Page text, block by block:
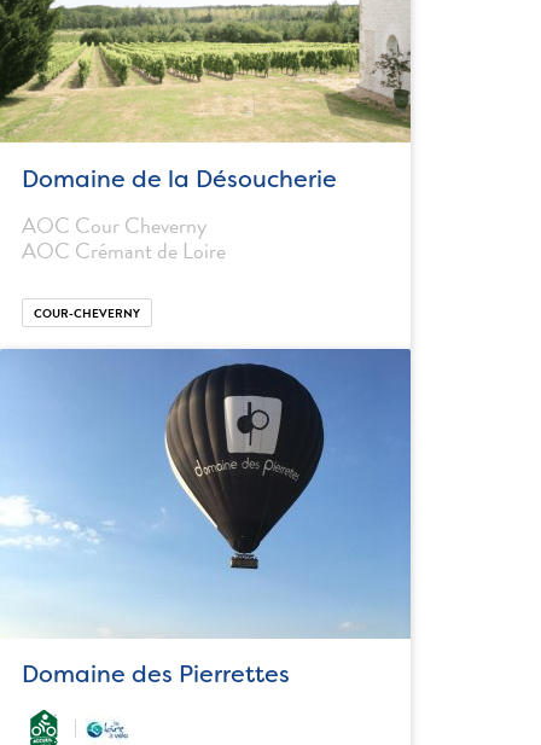
Domaine de la Désoucherie
AOC Cour Cheverny
AOC Crémant de Loire
COUR-CHEVERNY
Domaine des Pierrettes